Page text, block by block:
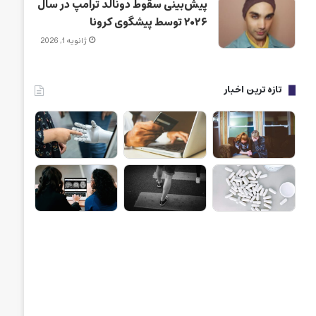
پیش‌بینی سقوط دونالد ترامپ در سال
۲۰۲۶ توسط پیشگوی کرونا
ژانویه 1, 2026
تازه ترین اخبار